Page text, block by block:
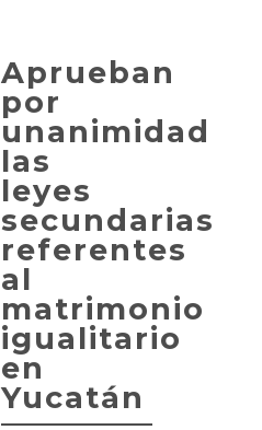
Aprueban
por
unanimidad
las
leyes
secundarias
referentes
al
matrimonio
igualitario
en
Yucatán